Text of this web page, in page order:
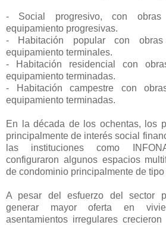
- Social progresivo, con
equipamiento progresivas.
- Habitación popular con
equipamiento terminales.
- Habitación residencial con
equipamiento terminadas.
- Habitación campestre con
equipamiento terminadas.
En la década de los ochentas, los
principalmente de interés social
las instituciones como
configuraron algunos espacios
de condominio principalmente de tipo
A pesar del esfuerzo del sector
generar mayor oferta en
asentamientos irregulares